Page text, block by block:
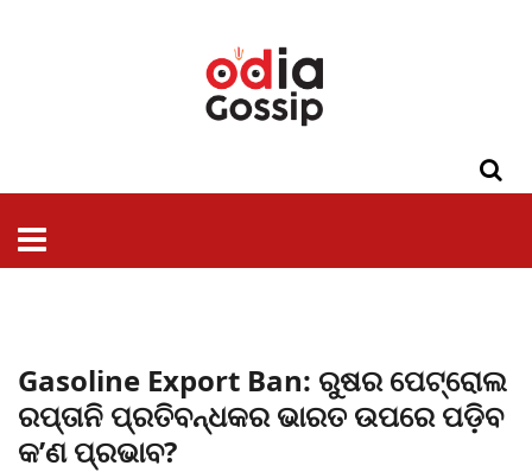
Gasoline Export Ban: ରୁଷର ପେଟ୍ରୋଲ
ରପ୍ତାନି ପ୍ରତିବନ୍ଧକର ଭାରତ ଉପରେ ପଡ଼ିବ
କ’ଣ ପ୍ରଭାବ?